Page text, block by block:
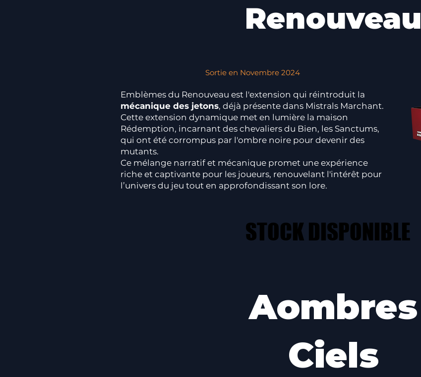
Renouveau
Sortie en Novembre 2024
Emblèmes du Renouveau est l'extension qui réintroduit la
mécanique des jetons, déjà présente dans Mistrals Marchant.
Cette extension dynamique met en lumière la maison
Rédemption, incarnant des chevaliers du Bien, les Sanctums,
qui ont été corrompus par l'ombre noire pour devenir des
mutants.
Ce mélange narratif et mécanique promet une expérience
riche et captivante pour les joueurs, renouvelant l'intérêt pour
l’univers du jeu tout en approfondissant son lore.
STOCK DISPONIBLE
STOCK DISPONIBLE
Aombres
Ciels